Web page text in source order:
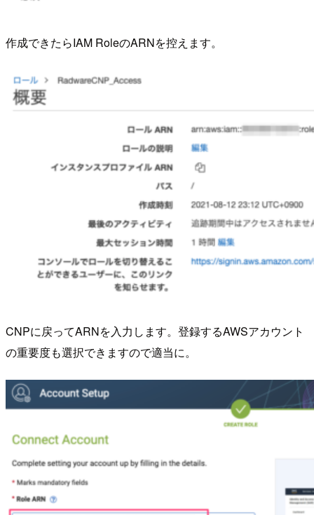
作成できたらIAM RoleのARNを控えます。
CNPに戻ってARNを入力します。登録するAWSアカウント
の重要度も選択できますので適当に。